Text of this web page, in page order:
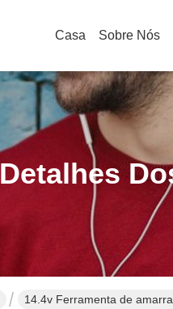
Casa Sobre Nós
Detalhes
14.4v Ferramenta de